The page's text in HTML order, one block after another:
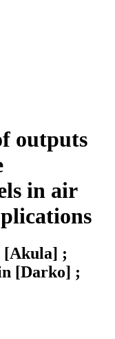
outputs
in air
[Akula] ;
[Darko] ;